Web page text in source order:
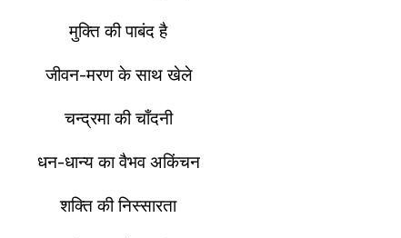
मुक्ति की पाबंद है
जीवन-मरण के साथ खेले
चन्द्रमा की चाँदनी
धन-धान्य का वैभव अकिंचन
शक्ति की निस्सारता